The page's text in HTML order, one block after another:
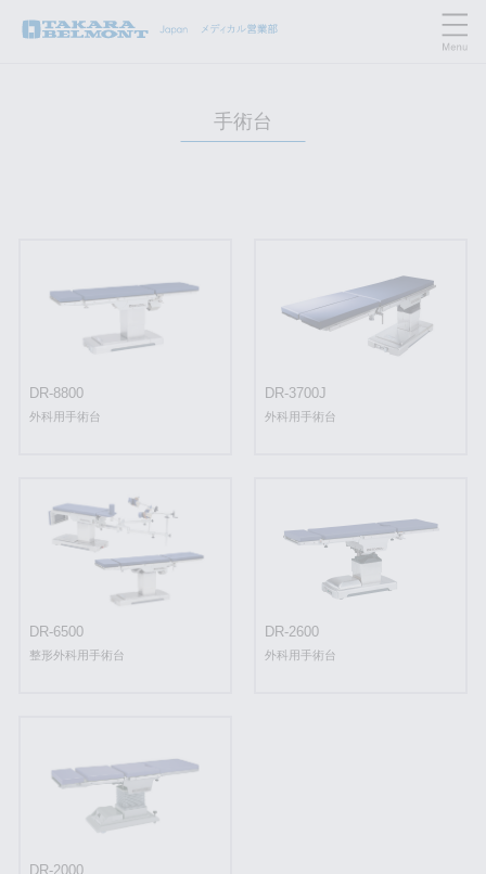
手術台
DR-8800
外科用手術台
DR-3700J
外科用手術台
DR-6500
整形外科用手術台
DR-2600
外科用手術台
DR-2000